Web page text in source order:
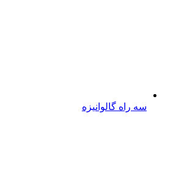
سه راه گالوانیزه